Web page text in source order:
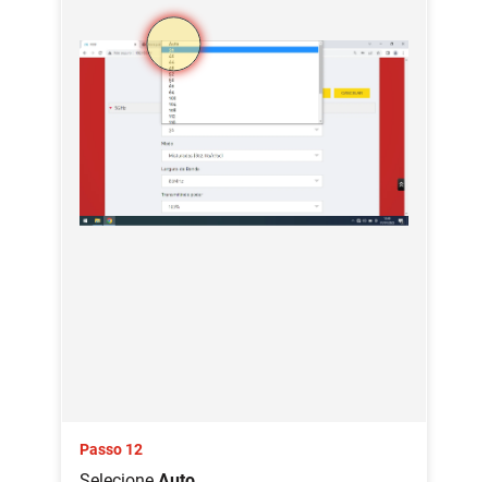
Passo 12